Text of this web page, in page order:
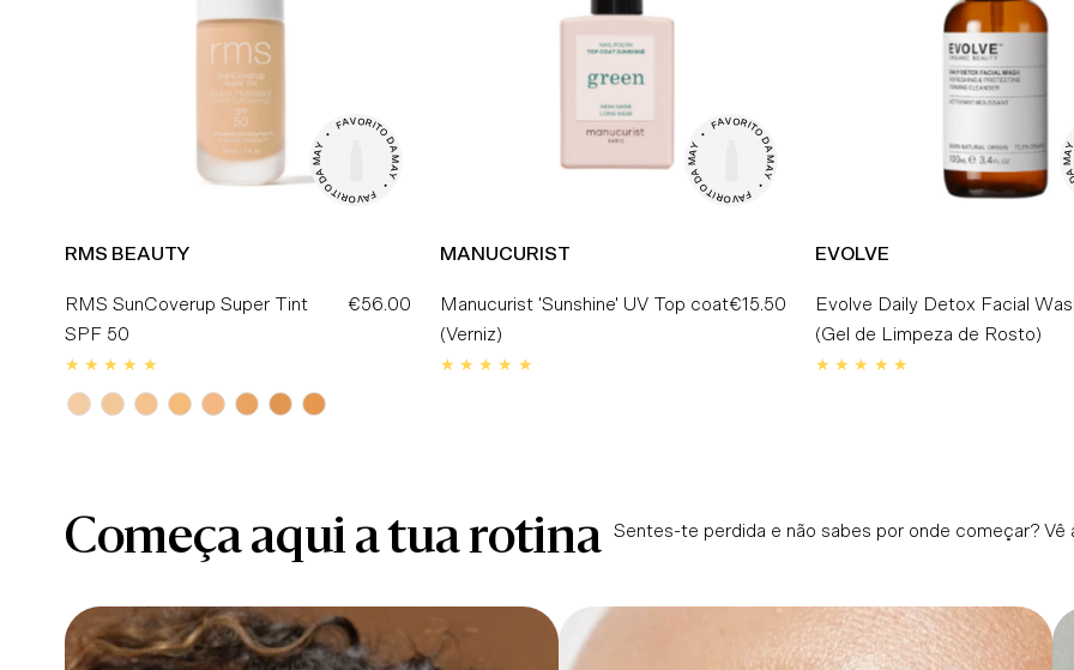
•
F A V O R I
T O
D
A
M
A
Y
•
F
A
V
O
R
I
T
O
D
A
M
A Y
RMS BEAUTY
RMS SunCoverup Super Tint
SPF 50
Preço
Normal
€56.00
•
F A V O R I
T O
D
A
M
A
Y
•
F
A
V
O
R
I
T
O
D
A
M
A Y
MANUCURIST
Manucurist 'Sunshine' UV Top coat
(Verniz)
Preço
Normal
€15.50
A
M
A Y
EVOLVE
Evolve Daily Detox Facial
(Gel de Limpeza de Rosto)
Começa aqui a tua rotina Sentes-te perdida e não sabes por onde começar? Vê